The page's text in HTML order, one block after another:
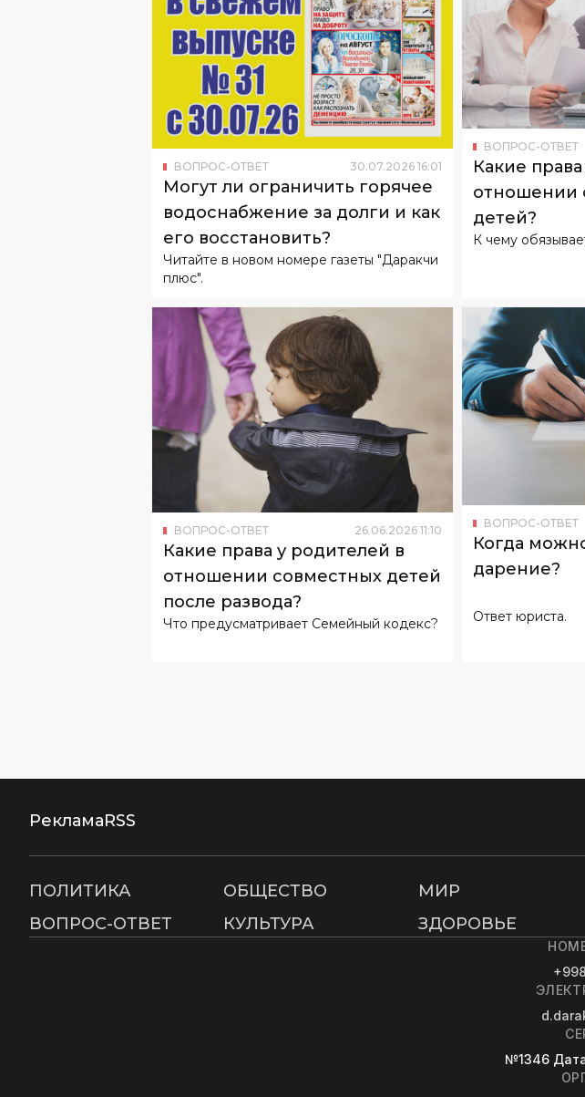
ВОПРОС-ОТВЕТ 30.07.2026 16:01
Могут ли ограничить горячее
водоснабжение за долги и как
его восстановить?
Читайте в новом номере газеты "Даракчи
ВОПРОС-ОТВЕТ
Какие
отношении
детей?
К чему
ВОПРОС-ОТВЕТ 26.06.2026
Какие права у родителей в
отношении совместных детей
после развода?
Что предусматривает Семейный кодекс? Ответ юриста.
РекламаRSS
ПОЛИТИКА ОБЩЕСТВО МИР
ВОПРОС-ОТВЕТ
КУЛЬТУРА ЗДОРОВЬЕ
№1346